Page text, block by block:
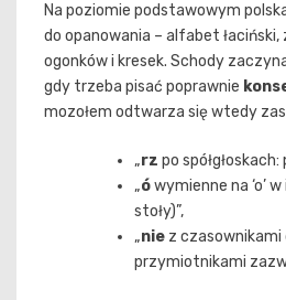
Na poziomie podstawowym
do opanowania – alfabet łaciński,
ogonków i kresek. Schody
gdy trzeba pisać poprawnie
mozołem odtwarza się wtedy
„rz po spółgłoskach:
„ówymienne na ‘o’
stoły)”,
„nie z czasownikami
przymiotnikami